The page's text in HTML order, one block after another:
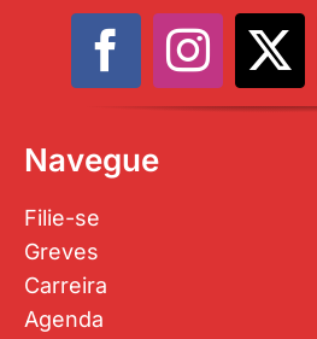
Navegue
Filie-se
Greves
Carreira
Agenda